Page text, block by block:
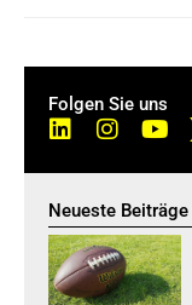
Folgen Sie uns
Neueste Beiträge